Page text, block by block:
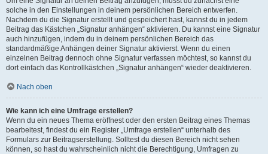
solche in den Einstellungen in deinem persönlichen Bereich entwerfen.
Nachdem du die Signatur erstellt und gespeichert hast, kannst du in jedem
Beitrag das Kästchen „Signatur anhängen“ aktivieren. Du kannst eine Signatur
auch hinzufügen, indem du in deinem persönlichen Bereich das
standardmäßige Anhängen deiner Signatur aktivierst. Wenn du einen
einzelnen Beitrag dennoch ohne Signatur verfassen möchtest, so kannst du
dort einfach das Kontrollkästchen „Signatur anhängen“ wieder deaktivieren.
Nach oben
Wie kann ich eine Umfrage erstellen?
Wenn du ein neues Thema eröffnest oder den ersten Beitrag eines Themas
bearbeitest, findest du ein Register „Umfrage erstellen“ unterhalb des
Formulars zur Beitragserstellung. Solltest du diesen Bereich nicht sehen
können, so hast du wahrscheinlich nicht die Berechtigung, Umfragen zu